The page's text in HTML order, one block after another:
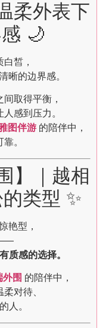
柔外表下
🌙
皙，
晰的边界感。
取得平衡，
感到压力。
图伴游 的陪伴中，
。
】｜越相
类型 ✨
艳型，
——
质感的选择。
外围 的陪伴中，
对待、
人。